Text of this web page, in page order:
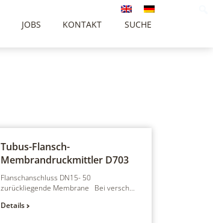
SUCHE
JOBS KONTAKT
Tubus-Flansch-
Membrandruckmittler D703
Flanschanschluss DN15- 50
zurückliegende Membrane Bei versch...
Details